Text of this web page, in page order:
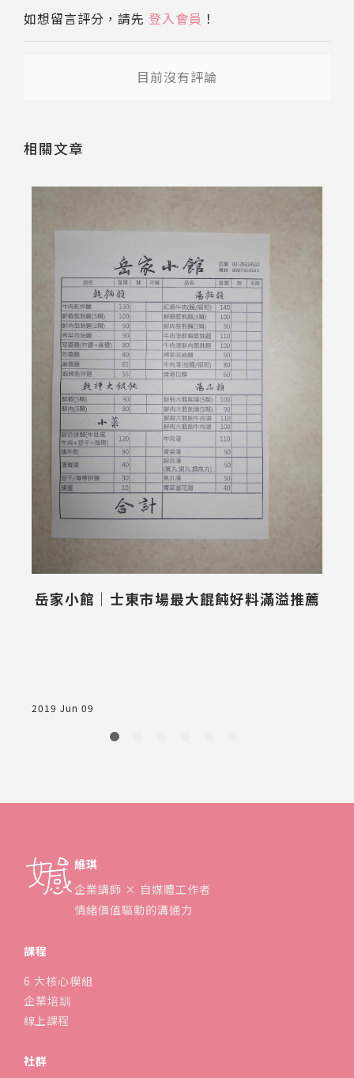
如想留言評分，請先 登入會員 ！
目前沒有評論
相關文章
岳家小館｜士東市場最大餛飩好料滿溢推薦
2019 Jun 09
維琪
企業講師 × 自媒體工作者
情緒價值驅動的溝通力
課程
6 大核心模組
企業培訓
線上課程
社群